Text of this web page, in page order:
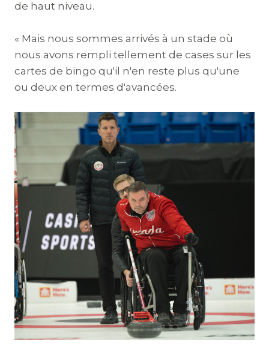
de haut niveau.
« Mais nous sommes arrivés à un stade où
nous avons rempli tellement de cases sur les
cartes de bingo qu'il n'en reste plus qu'une
ou deux en termes d'avancées.